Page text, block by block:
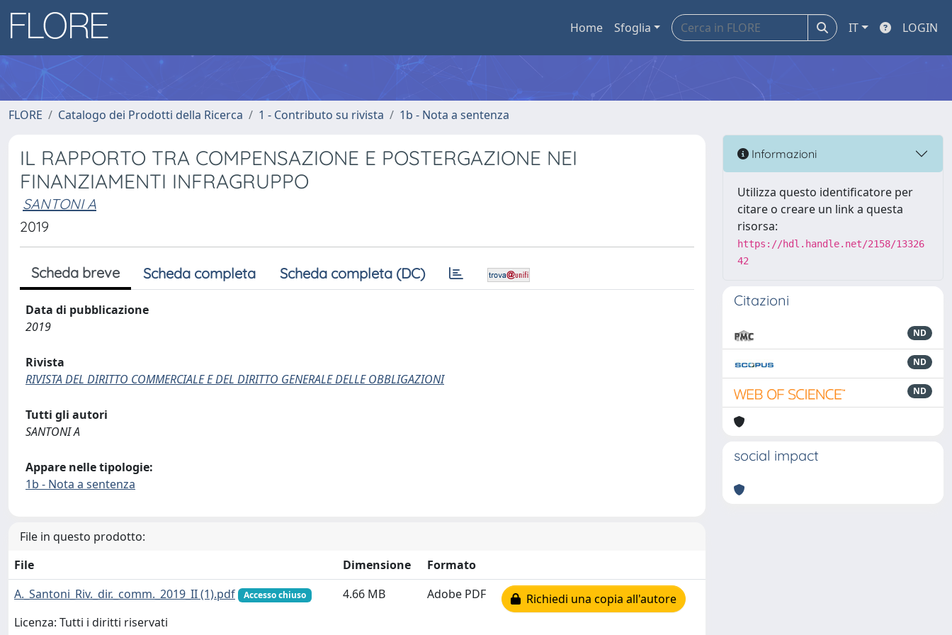
Home Sfoglia IT LOGIN
FLORE Catalogo dei Prodotti della Ricerca 1 - Contributo su rivista 1b - Nota a sentenza
IL RAPPORTO TRA COMPENSAZIONE E POSTERGAZIONE NEI
FINANZIAMENTI INFRAGRUPPO
SANTONI A
2019
Scheda breve Scheda completa Scheda completa (DC)
Data di pubblicazione
2019
Rivista
RIVISTA DEL DIRITTO COMMERCIALE E DEL DIRITTO GENERALE DELLE OBBLIGAZIONI
Tutti gli autori
SANTONI A
Appare nelle tipologie:
1b - Nota a sentenza
File in questo prodotto:
File
Dimensione
Formato
A._Santoni_Riv._dir._comm._2019_II (1).pdf
Accesso chiuso
Licenza: Tutti i diritti riservati
4.66 MB Adobe PDF Richiedi una copia all'autore
Informazioni
Utilizza questo identificatore per
citare o creare un link a questa
risorsa:
https://hdl.handle.net/2158/13326
42
Citazioni
ND
ND
ND
social impact